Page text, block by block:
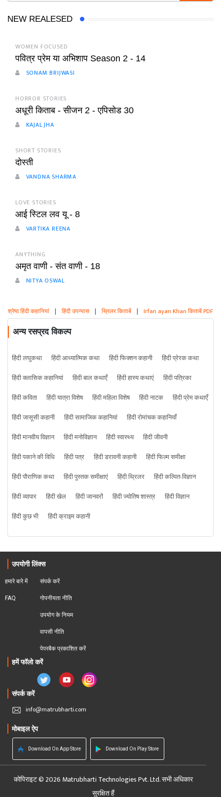
NEW REALESED
WOMEN FOCUSED
पवित्र प्रेम या अभिशाप Season 2 - 14
SONAM BRIJWASI
HORROR STORIES
अधूरी किताब - सीजन 2 - एपिसोड 30
KAJAL JHA
SHORT STORIES
दोस्ती
VANDNA SHARMA
LOVE STORIES
आई स्टिल लव यू - 8
VARTIKA REENA
ANYTHING
अमृत वाणी - संत वाणी - 18
NITYA OSWAL
श्रेष्ठ हिंदी कहानियां | हिंदी उपन्यास | थ्रिलर किताबें | Irfan ayan Khan किताबें PDF
अन्य रसप्रद विकल्प
हिंदी लघुकथा हिंदी आध्यात्मिक कथा हिंदी फिक्शन कहानी
हिंदी प्रेरक कथा
हिंदी क्लासिक कहानियां
हिंदी बाल कथाएँ हिंदी हास्य कथाएं
हिंदी पत्रिका
हिंदी कविता
हिंदी यात्रा विशेष हिंदी महिला विशेष हिंदी नाटक
हिंदी प्रेम कथाएँ
हिंदी जासूसी कहानी
हिंदी सामाजिक कहानियां
हिंदी रोमांचक कहानियाँ
हिंदी मानवीय विज्ञान
हिंदी मनोविज्ञान हिंदी स्वास्थ्य
हिंदी जीवनी
हिंदी पकाने की विधि
हिंदी पत्र हिंदी डरावनी कहानी
हिंदी फिल्म समीक्षा
हिंदी पौराणिक कथा
हिंदी पुस्तक समीक्षाएं हिंदी थ्रिलर
हिंदी कल्पित-विज्ञान
हिंदी व्यापार
हिंदी खेल हिंदी जानवरों हिंदी ज्योतिष शास्त्र
हिंदी विज्ञान
हिंदी कुछ भी
हिंदी क्राइम कहानी
उपयोगी लिंक्स
हमारे बारे में
FAQ
संपर्क करें
गोपनीयता नीति
उपयोग के नियम
वापसी नीति
पेपरबैक प्रकाशित करें
हमें फॉलो करें
संपर्क करें
info@matrubharti.com
मोबाइल ऐप
Download On App Store Download On Play Store
कोपिराइट © 2026 Matrubharti Technologies Pvt. Ltd. सभी अधिकार
सुरक्षित हैं